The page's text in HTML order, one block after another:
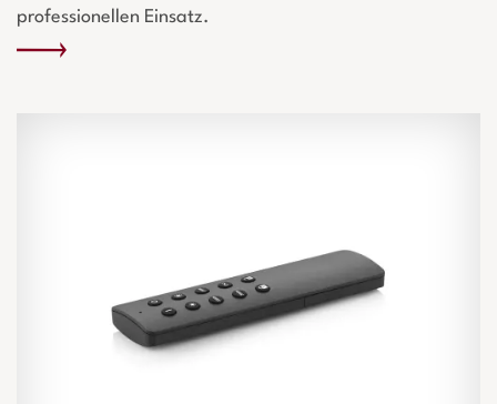
professionellen Einsatz.